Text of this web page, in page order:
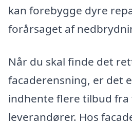
kan forebygge dyre
forårsaget af
Når du skal finde det
facaderensning, er det
indhente flere tilbud fra
leverandører. Hos